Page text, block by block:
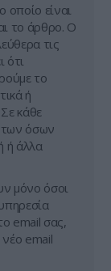
οποίο είναι
το άρθρο. Ο
τις
ότι
το
ή
κάθε
των όσων
ή άλλα
μόνο όσοι
email σας,
email